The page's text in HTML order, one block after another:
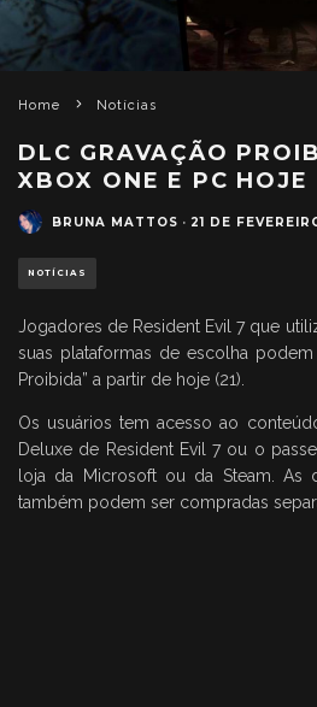
Home Notícias
DLC GRAVAÇÃO
XBOX ONE E PC HOJE
BRUNA MATTOS · 21 DE
NOTÍCIAS
Jogadores de Resident Evil 7 que
suas plataformas de escolha podem
Proibida” a partir de hoje (21).
Os usuários tem acesso ao
Deluxe de Resident Evil 7 ou o
loja da Microsoft ou da Steam. As
também podem ser compradas